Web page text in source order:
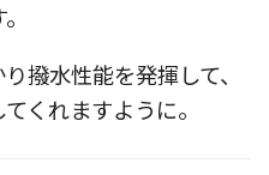
撥水性能を発揮して、
くれますように。